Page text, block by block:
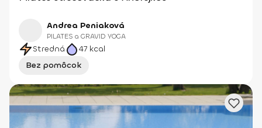
Andrea Peniaková
PILATES a GRAVID YOGA
Stredná 47 kcal
Bez pomôcok